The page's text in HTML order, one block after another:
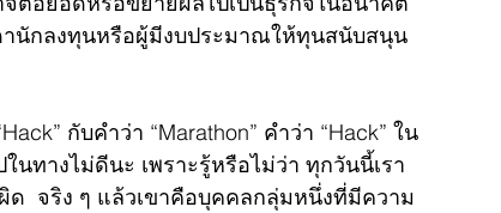
านักลงทุนหรือผู้มีงบประมาณให้ทุนสนับสนุน
กับคำว่า “Marathon” คำว่า “Hack” ใน
นทางไม่ดีนะ เพราะรู้หรือไม่ว่า ทุกวันนี้เรา
จริง ๆ แล้วเขาคือบุคคลกลุ่มหนึ่งที่มีความ